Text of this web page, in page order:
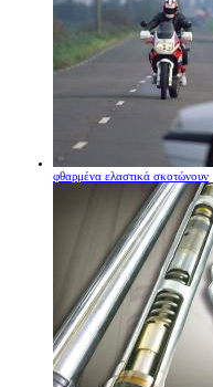
φθαρμένα ελαστικά σκοτώνουν